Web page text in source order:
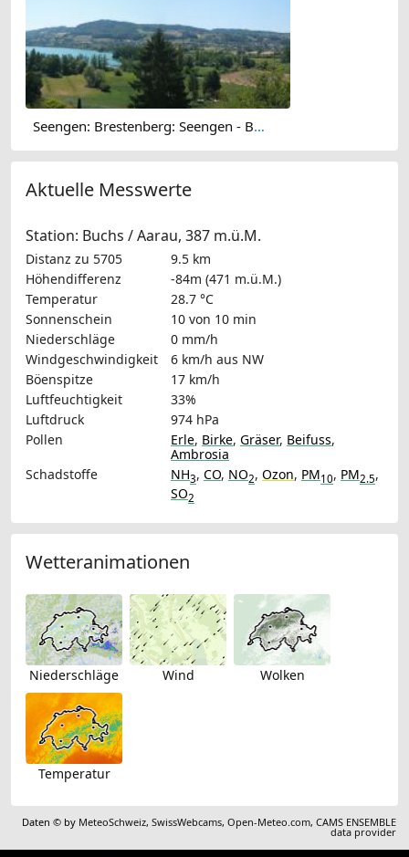
Seengen: Brestenberg: Seengen - BR Immobilien AG
Aktuelle Messwerte
Station: Buchs / Aarau, 387 m.ü.M.
Distanz zu 5705
9.5 km
Höhendifferenz
-84m (471 m.ü.M.)
Temperatur
28.7 °C
Sonnenschein
10 von 10 min
Niederschläge
0 mm/h
Windgeschwindigkeit
6 km/h aus NW
Böenspitze
17 km/h
Luftfeuchtigkeit
33%
Luftdruck
974 hPa
Pollen
Erle, Birke, Gräser, Beifuss,
Ambrosia
Schadstoffe
NH3, CO, NO2, Ozon, PM10, PM2.5,
SO2
Wetteranimationen
Niederschläge Wind Wolken
Temperatur
Daten © by MeteoSchweiz,SwissWebcams,Open-Meteo.com,CAMS ENSEMBLE
data provider